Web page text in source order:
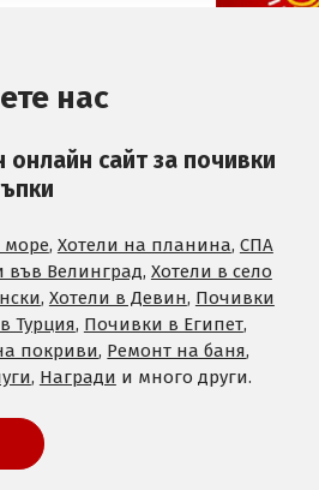
нас
сайт за почивки
море, Хотели на планина, СПА
във Велинград, Хотели в село
, Хотели в Девин, Почивки
Турция, Почивки в Египет,
покриви, Ремонт на баня,
, Награди и много други.